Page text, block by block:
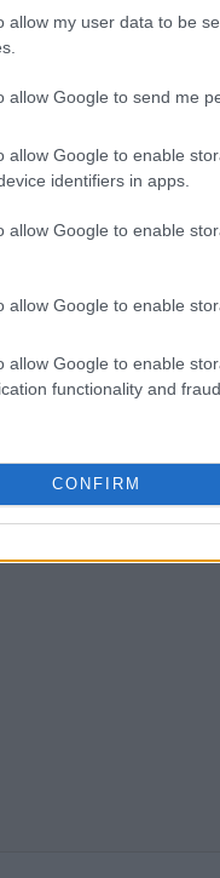
allow my user data to be
allow Google to send me
allow Google to enable
identifiers in apps.
allow Google to enable
allow Google to enable
allow Google to enable
functionality and
CONFIRM
“Per me Max è
da quando ero
cresciuto tanto,
e anche a livello
dure, lunghe
cose positive,
più bella della